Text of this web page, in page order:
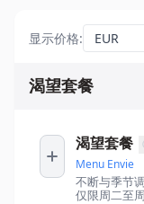
显示价格:
渴望套餐
渴望套餐
Menu Envie
不断与季节
仅限周二至